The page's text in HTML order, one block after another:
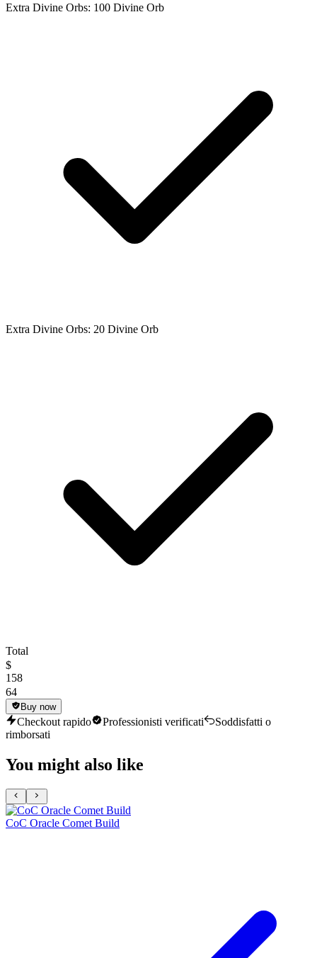
Extra Divine Orbs: 100 Divine Orb
Extra Divine Orbs: 20 Divine Orb
Total
$
158
64
Buy now
Checkout rapido Professionisti verificati
Soddisfatti o
rimborsati
You might also like
CoC Oracle Comet Build